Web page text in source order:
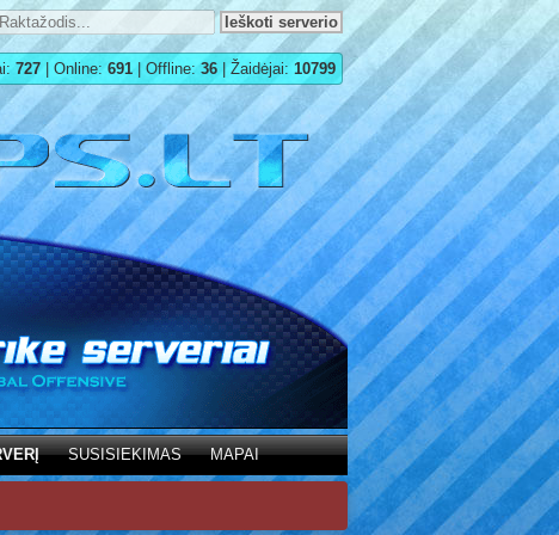
727 | Online: 691 | Offline: 36 | Žaidėjai: 10799
SUSISIEKIMAS MAPAI